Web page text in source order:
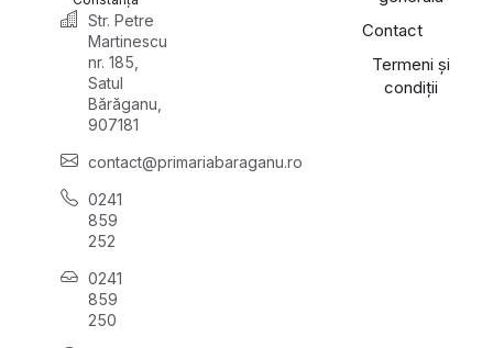
Str. Petre
Martinescu
nr. 185,
Satul
Bărăganu,
907181
contact@primariabaraganu.ro
0241
859
252
0241
859
250
Contact
Termeni și
condiții